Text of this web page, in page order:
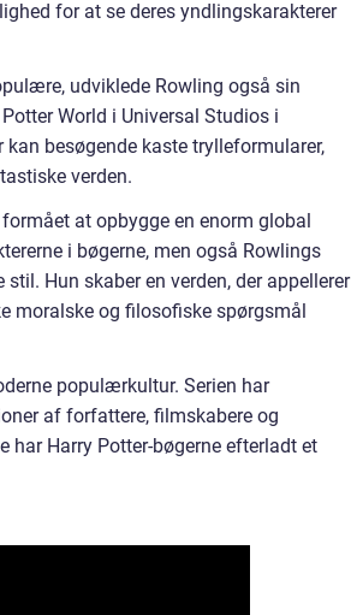
for at se deres yndlingskarakterer
udviklede Rowling også sin
World i Universal Studios i
besøgende kaste trylleformularer,
verden.
at opbygge en enorm global
i bøgerne, men også Rowlings
Hun skaber en verden, der appellerer
moralske og filosofiske spørgsmål
populærkultur. Serien har
af forfattere, filmskabere og
har Harry Potter-bøgerne efterladt et